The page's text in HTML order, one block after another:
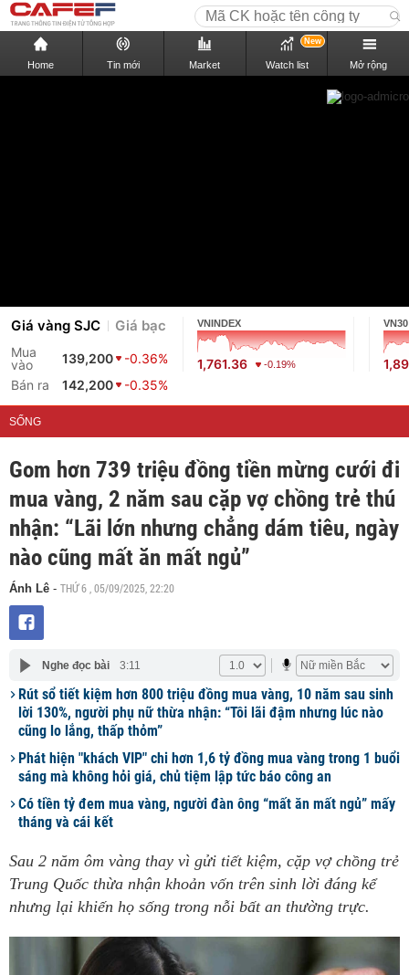
Home Tin mới Market Watch list
New
Mở rộng
Giá vàng SJC Giá bạc
Mua
vào
139,200
-0.36%
Bán ra
142,200 -0.35%
VNINDEX
1,761.36 -0.19%
VN30
SỐNG
Gom hơn 739 triệu đồng tiền mừng cưới đi
mua vàng, 2 năm sau cặp vợ chồng trẻ thú
nhận: “Lãi lớn nhưng chẳng dám tiêu, ngày
nào cũng mất ăn mất ngủ”
Ánh Lê - THỨ 6 , 05/09/2025, 22:20
Nghe đọc bài 3:11
Rút sổ tiết kiệm hơn 800 triệu đồng mua vàng, 10 năm sau sinh
lời 130%, người phụ nữ thừa nhận: “Tôi lãi đậm nhưng lúc nào
cũng lo lắng, thấp thỏm”
Phát hiện "khách VIP" chi hơn 1,6 tỷ đồng mua vàng trong 1 buổi
sáng mà không hỏi giá, chủ tiệm lập tức báo công an
Có tiền tỷ đem mua vàng, người đàn ông “mất ăn mất ngủ” mấy
tháng và cái kết
Sau 2 năm ôm vàng thay vì gửi tiết kiệm, cặp vợ chồng trẻ
Trung Quốc thừa nhận khoản vốn trên sinh lời đáng kể
nhưng lại khiến họ sống trong nỗi bất an thường trực.